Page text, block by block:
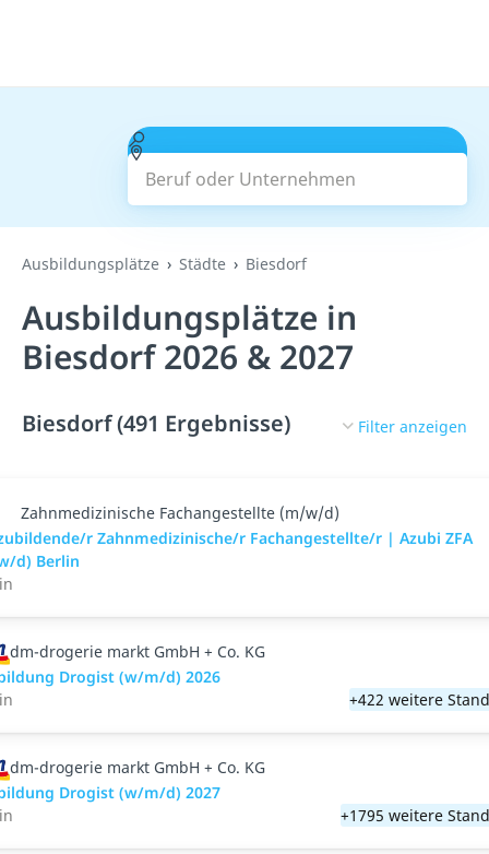
Beruf oder Unternehmen
Suchen
Ausbildungsplätze Städte Biesdorf
Ausbildungsplätze in
Biesdorf 2026 & 2027
Biesdorf (491 Ergebnisse) Filter anzeigen
Zahnmedizinische Fachangestellte (m/w/d)
r Zahnmedizinische/r Fachangestellte/r | Azubi ZFA
d) Berlin
dm-drogerie markt GmbH + Co. KG
Drogist (w/m/d) 2026
+422 weitere
dm-drogerie markt GmbH + Co. KG
Drogist (w/m/d) 2027
+1795 weitere